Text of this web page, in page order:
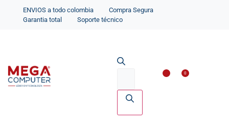
ENVIOS a todo colombia
Compra Segura
Garantia total
Soporte técnico
0